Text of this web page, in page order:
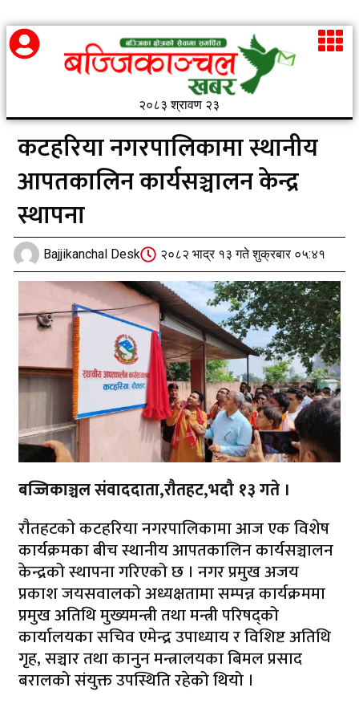
२०८३ श्रावण २३
कटहरिया नगरपालिकामा स्थानीय
आपतकालिन कार्यसञ्चालन केन्द्र
स्थापना
Bajjikanchal Desk २०८२ भाद्र १३ गते शुक्रबार ०५:४१
बज्जिकाञ्चल संवाददाता,राैतहट,भदौ १३ गते ।
राैतहटकाे कटहरिया नगरपालिकामा आज एक विशेष
कार्यक्रमका बीच स्थानीय आपतकालिन कार्यसञ्चालन
केन्द्रको स्थापना गरिएको छ । नगर प्रमुख अजय
प्रकाश जयसवालको अध्यक्षतामा सम्पन्न कार्यक्रममा
प्रमुख अतिथि मुख्यमन्त्री तथा मन्त्री परिषद्को
कार्यालयका सचिव एमेन्द्र उपाध्याय र विशिष्ट अतिथि
गृह, सञ्चार तथा कानुन मन्त्रालयका बिमल प्रसाद
बरालको संयुक्त उपस्थिति रहेको थियो ।